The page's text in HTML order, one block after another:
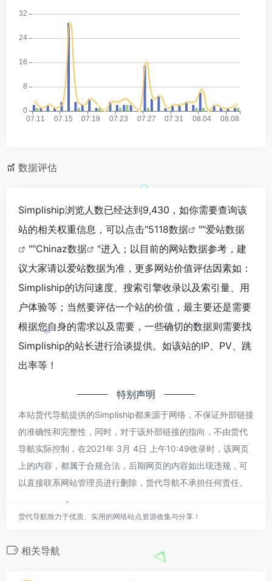
数据评估
Simpliship浏览人数已经达到9,430，如你需要查询该
站的相关权重信息，可以点击"5118数据 ""爱站数据
""Chinaz数据
"进入；以目前的网站数据参考，建
议大家请以爱站数据为准，更多网站价值评估因素如：
Simpliship的访问速度、搜索引擎收录以及索引量、用
户体验等；当然要评估一个站的价值，最主要还是需要
根据您自身的需求以及需要，一些确切的数据则需要找
Simpliship的站长进行洽谈提供。如该站的IP、PV、跳
出率等！
特别声明
本站货代导航提供的Simpliship都来源于网络，不保证外部链接
的准确性和完整性，同时，对于该外部链接的指向，不由货代
导航实际控制，在2021年 3月 4日 上午10:49收录时，该网页
上的内容，都属于合规合法，后期网页的内容如出现违规，可
以直接联系网站管理员进行删除，货代导航不承担任何责任。
货代导航致力于优质、实用的网络站点资源收集与分享！
相关导航
*
*
*